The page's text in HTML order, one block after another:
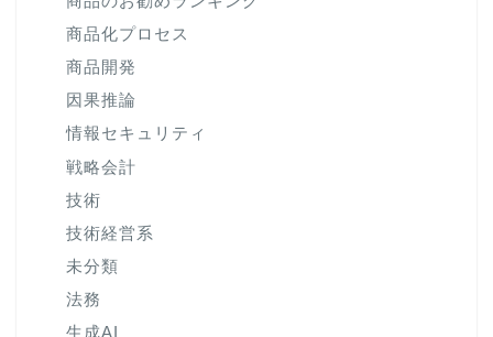
商品化プロセス
商品開発
因果推論
情報セキュリティ
戦略会計
技術
技術経営系
未分類
法務
生成AI